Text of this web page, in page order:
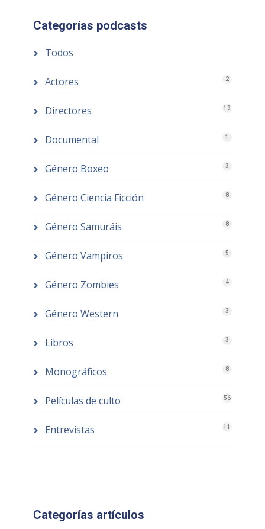
Categorías podcasts
Todos
Actores 2
Directores 19
Documental 1
Género Boxeo 3
Género Ciencia Ficción 8
Género Samuráis 8
Género Vampiros 5
Género Zombies 4
Género Western 3
Libros 3
Monográficos 8
Películas de culto 56
Entrevistas 11
Categorías artículos